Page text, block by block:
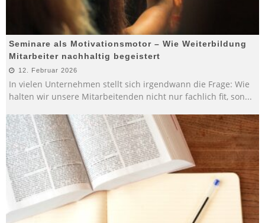
Seminare als Motivationsmotor – Wie Weiterbildung
Mitarbeiter nachhaltig begeistert
12. Februar 2026
In vielen Unternehmen stellt sich irgendwann die Frage: Wie
halten wir unsere Mitarbeitenden nicht nur fachlich fit, son...